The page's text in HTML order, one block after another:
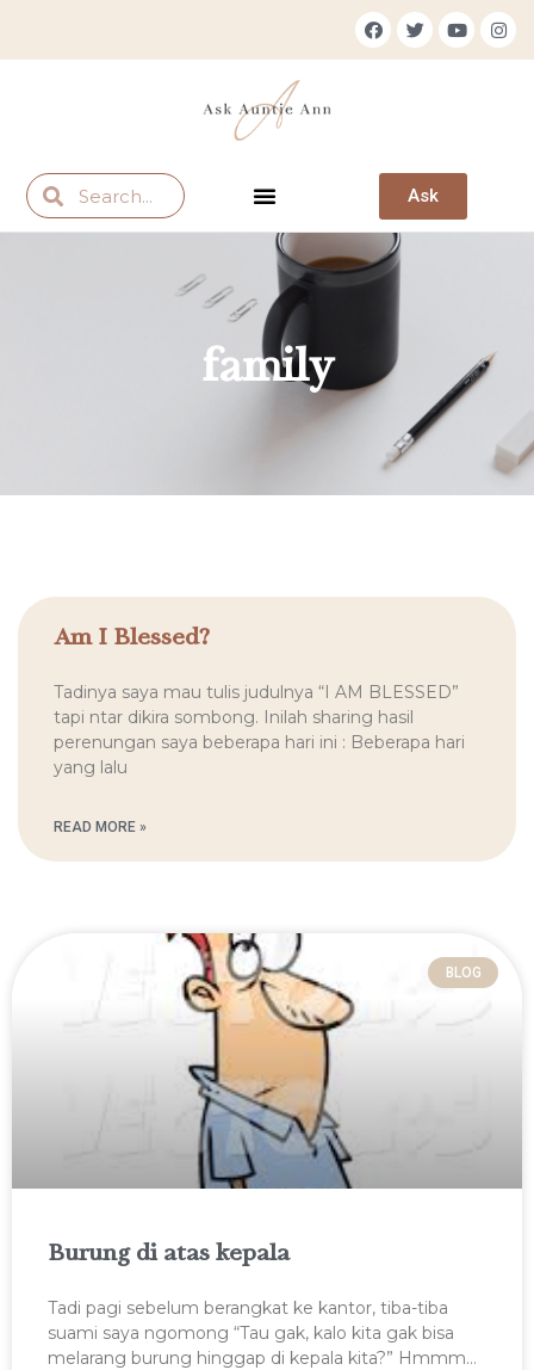
Ask
family
Am I Blessed?
Tadinya saya mau tulis judulnya “I AM BLESSED”
tapi ntar dikira sombong. Inilah sharing hasil
perenungan saya beberapa hari ini : Beberapa hari
yang lalu
READ MORE »
BLOG
Burung di atas kepala
Tadi pagi sebelum berangkat ke kantor, tiba-tiba
suami saya ngomong “Tau gak, kalo kita gak bisa
melarang burung hinggap di kepala kita?” Hmmm…